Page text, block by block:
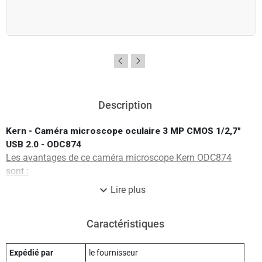
Description
Kern - Caméra microscope oculaire 3 MP CMOS 1/2,7"
USB 2.0 - ODC874
Les avantages de ce caméra microscope Kern ODC874
sont :
- Avec la caméra oculaire, vous pourrez transformer votre
microscope habituel en microscope numérique en
numérique par une caméra oculaire oculaire et en le
- Les appareils photo photo oculaire sont d’une utilisation
expand_more Lire plus
Caractéristiques
Expédié par le fournisseur